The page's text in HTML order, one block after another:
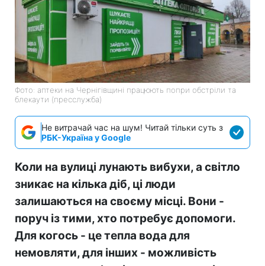
Фото: аптеки на Чернігівщині працюють попри обстріли та
блекаути (пресслужба)
Не витрачай час на шум! Читай тільки суть з
РБК-Україна у Google
Коли на вулиці лунають вибухи, а світло
зникає на кілька діб, ці люди
залишаються на своєму місці. Вони -
поруч із тими, хто потребує допомоги.
Для когось - це тепла вода для
немовляти, для інших - можливість